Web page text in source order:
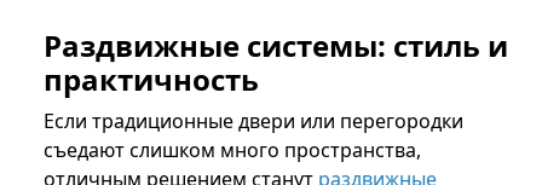
Раздвижные системы: стиль и
практичность
Если традиционные двери или перегородки
съедают слишком много пространства,
отличным решением станут раздвижные